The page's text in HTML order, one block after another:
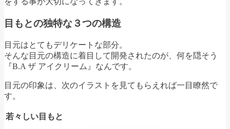
目もとの独特な３つの構造
目元はとてもデリケートな部分。
そんな目元の構造に着目して開発されたのが、何を隠そう
『B.A ザ アイクリーム』なんです。
目元の印象は、次のイラストを見てもらえれば一目瞭然で
す。
若々しい目もと